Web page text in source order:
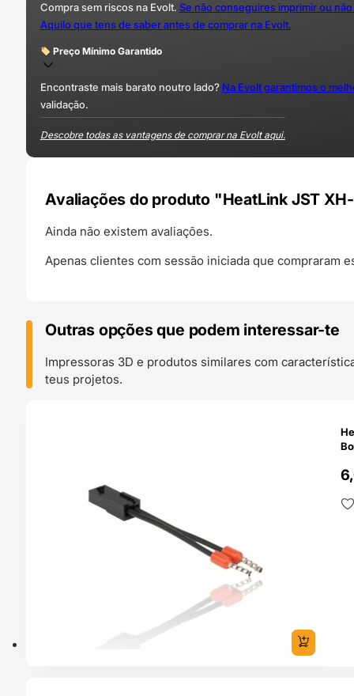
Compra sem riscos na Evolt. Se não conseguires imprimir ou
Aquilo que tens de saber antes de comprar na Evolt.
Preço Mínimo Garantido
Encontraste mais barato noutro lado? Na Evolt garantimos o
validação.
Descobre todas as vantagens de comprar na Evolt aqui.
Avaliações do produto "HeatLink JST
Ainda não existem avaliações.
Apenas clientes com sessão iniciada que compraram
Outras opções que podem interessar-te
Impressoras 3D e produtos similares com
teus projetos.